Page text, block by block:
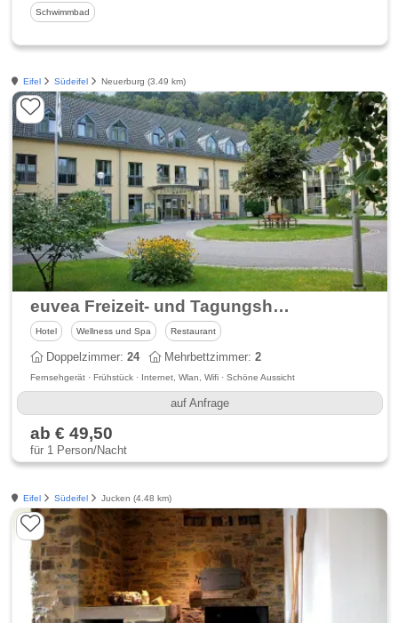
Schwimmbad
Eifel Südeifel Neuerburg (3.49 km)
euvea Freizeit- und Tagungshotel
Hotel Wellness und Spa Restaurant
Doppelzimmer:24 Mehrbettzimmer:2
Fernsehgerät · Frühstück · Internet, Wlan, Wifi · Schöne Aussicht
auf Anfrage
ab € 49,50
für 1 Person/Nacht
Eifel Südeifel Jucken (4.48 km)